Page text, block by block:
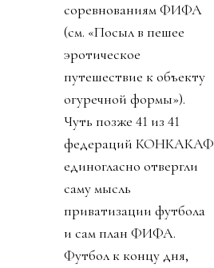
соревнованиям ФИФА
(см. «Посыл в пешее
эротическое
путешествие к объекту
огуречной формы»).
Чуть позже 41 из 41
федераций КОНКАКАФ
единогласно отвергли
саму мысль
приватизации футбола
и сам план ФИФА.
Футбол к концу дня,